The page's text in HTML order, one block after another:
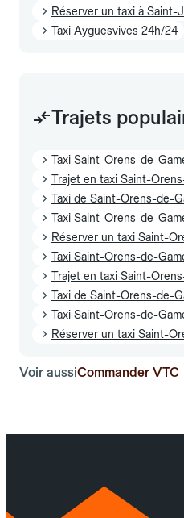
Réserver un taxi à Saint-
Taxi Ayguesvives 24h/24
Trajets
Taxi Saint-Orens-de-
Trajet en taxi Saint-
Taxi de Saint-Orens-de-
Taxi Saint-Orens-de-
Réserver un taxi Saint-
Taxi Saint-Orens-de-
Trajet en taxi Saint-
Taxi de Saint-Orens-de-
Taxi Saint-Orens-de-
Réserver un taxi Saint-
Voir aussiCommander VTC